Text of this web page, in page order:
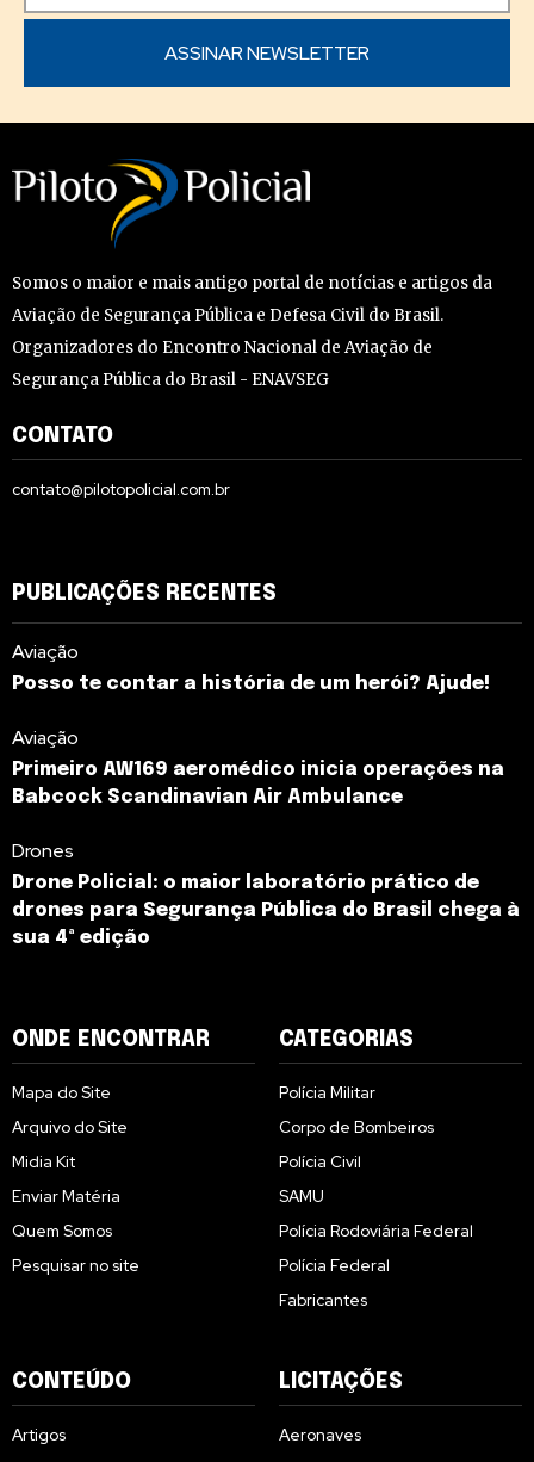
Somos o maior e mais antigo portal de notícias e artigos da
Aviação de Segurança Pública e Defesa Civil do Brasil.
Organizadores do Encontro Nacional de Aviação de
Segurança Pública do Brasil - ENAVSEG
CONTATO
contato@pilotopolicial.com.br
PUBLICAÇÕES RECENTES
Aviação
Posso te contar a história de um herói? Ajude!
Aviação
Primeiro AW169 aeromédico inicia operações na
Babcock Scandinavian Air Ambulance
Drones
Drone Policial: o maior laboratório prático de
drones para Segurança Pública do Brasil chega à
sua 4ª edição
ONDE ENCONTRAR
Mapa do Site
Arquivo do Site
Midia Kit
Enviar Matéria
Quem Somos
Pesquisar no site
CATEGORIAS
Polícia Militar
Corpo de Bombeiros
Polícia Civil
SAMU
Polícia Rodoviária Federal
Polícia Federal
Fabricantes
CONTEÚDO
Artigos
LICITAÇÕES
Aeronaves